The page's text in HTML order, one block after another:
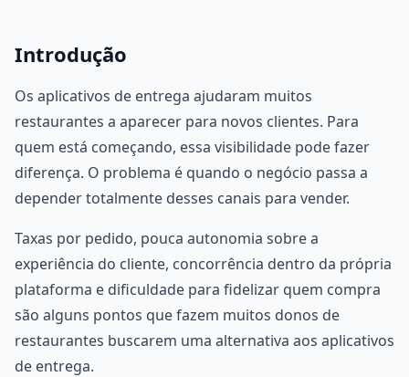
Introdução
Os aplicativos de entrega ajudaram muitos
restaurantes a aparecer para novos clientes. Para
quem está começando, essa visibilidade pode fazer
diferença. O problema é quando o negócio passa a
depender totalmente desses canais para vender.
Taxas por pedido, pouca autonomia sobre a
experiência do cliente, concorrência dentro da própria
plataforma e dificuldade para fidelizar quem compra
são alguns pontos que fazem muitos donos de
restaurantes buscarem uma alternativa aos aplicativos
de entrega.